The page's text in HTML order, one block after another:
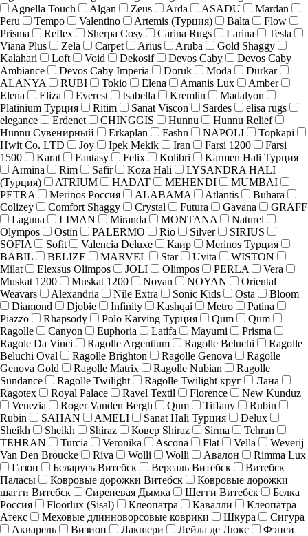
Agnella Touch
Algan Zeus Arda ASADU
Mardan
Peru
Tempo Valentino Artemis (Турция) Balta
Flow
Prisma
Reflex Sherpa Cosy Carina Rugs Larina
Tesla
Viana Plus
Zela Carpet Arius Aruba
Gold Shaggy
Kalahari
Loft Void Dekosif Devos Caby
Devos Caby
Ambiance
Devos Caby Imperia Doruk Moda
Durkar
ALANYA
RUBI Tokio Elena Amanis Lux
Amber
Elena
Eliza Everest Isabella Kremlin
Madalyon
Platinium Турция
Ritim Sanat Viscon Sardes
elisa rugs
elegance
Erdenet CHINGGIS Hunnu
Hunnu Relief
Hunnu Сувенирный
Erkaplan Fashn NAPOLI
Topkapi
Hwit Co. LTD
Joy Ipek Mekik Iran Farsi 1200
Farsi
1500
Karat Fantasy Felix Kolibri
Karmen Hali Турция
Armina
Rim Safir Koza Hali
LYSANDRA HALI
(Турция)
ATRIUM HADAT MEHENDI
MUMBAI
PETRA
Merinos Россия ALABAMA Atlantis
Buhara
Colizey
Comfort Shaggy Crystal Futura Gavana
GRAFF
Laguna
LIMAN Miranda MONTANA
Naturel
Olympos
Ostin PALERMO Rio Silver
SIRIUS
SOFIA
Sofit Valencia Deluxe Каир
Merinos Турция
BABIL
BELIZE MARVEL Star Uvita
WISTON
Milat
Elexsus Olimpos JOLI Olimpos PERLA
Vera
Muskat 1200
Muskat 1200 Noyan NOYAN
Oriental
Weavars
Alexandria Nile Extra Sonic Kids Osta
Bloom
Diamond
Djobie Infinity Kashqai Metro
Patina
Piazzo
Rhapsody Polo Karving Турция Qum
Qum
Ragolle
Canyon Euphoria Latifa Mayumi
Prisma
Ragole Da Vinci
Ragolle Argentium Ragolle Beluchi
Ragolle
Beluchi Oval
Ragolle Brighton Ragolle Genova
Ragolle
Genova Gold
Ragolle Matrix Ragolle Nubian
Ragolle
Sundance
Ragolle Twilight Ragolle Twilight круг
Лана
Ragotex
Royal Palace Ravel Textil Florence
New Kunduz
Venezia
Roger Vanden Bergh Qum Tiffany
Rubin
Rubin
SAHAN AMELI Sanat Hali Турция
Delux
Sheikh
Sheikh Shiraz Ковер Shiraz Sirma
Tehran
TEHRAN
Turcia Veronika Ascona Flat Vella
Weverij
Van Den Broucke
Riva Wolli Wolli Авалон
Rimma Lux
Газон
Беларусь Витебск Версаль Витебск
Витебск
Паласы
Ковровые дорожки Витебск
Ковровые дорожки
шагги Витебск
Сиреневая Дымка Шегги Витебск
Белка
Россия
Floorlux (Sisal) Клеопатра Кавалли
Клеопатра
Атекс
Меховые длинноворсовые коврики Шкура
Сигура
Акварель
Визион Лакшери Лейла де Люкс Фэнси